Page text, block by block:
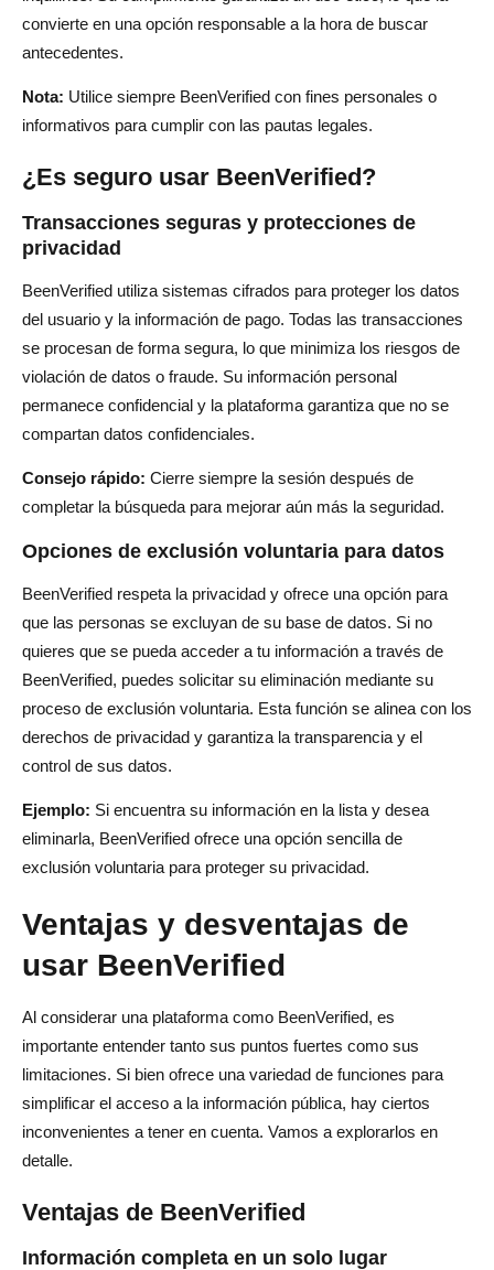
convierte en una opción responsable a la hora de buscar
antecedentes.
Nota: Utilice siempre BeenVerified con fines personales o
informativos para cumplir con las pautas legales.
¿Es seguro usar BeenVerified?
Transacciones seguras y protecciones de
privacidad
BeenVerified utiliza sistemas cifrados para proteger los datos
del usuario y la información de pago. Todas las transacciones
se procesan de forma segura, lo que minimiza los riesgos de
violación de datos o fraude. Su información personal
permanece confidencial y la plataforma garantiza que no se
compartan datos confidenciales.
Consejo rápido: Cierre siempre la sesión después de
completar la búsqueda para mejorar aún más la seguridad.
Opciones de exclusión voluntaria para datos
BeenVerified respeta la privacidad y ofrece una opción para
que las personas se excluyan de su base de datos. Si no
quieres que se pueda acceder a tu información a través de
BeenVerified, puedes solicitar su eliminación mediante su
proceso de exclusión voluntaria. Esta función se alinea con los
derechos de privacidad y garantiza la transparencia y el
control de sus datos.
Ejemplo: Si encuentra su información en la lista y desea
eliminarla, BeenVerified ofrece una opción sencilla de
exclusión voluntaria para proteger su privacidad.
Ventajas y desventajas de
usar BeenVerified
Al considerar una plataforma como BeenVerified, es
importante entender tanto sus puntos fuertes como sus
limitaciones. Si bien ofrece una variedad de funciones para
simplificar el acceso a la información pública, hay ciertos
inconvenientes a tener en cuenta. Vamos a explorarlos en
detalle.
Ventajas de BeenVerified
Información completa en un solo lugar